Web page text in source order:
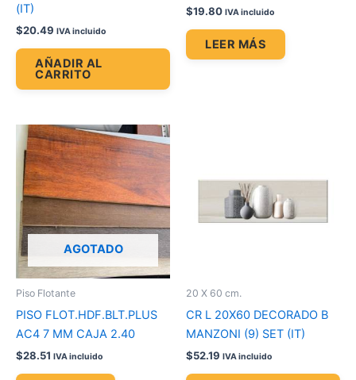
(IT)
$20.49 IVA incluido
AÑADIR AL
CARRITO
$19.80 IVA incluido
LEER MÁS
AGOTADO
Piso Flotante
PISO FLOT.HDF.BLT.PLUS
AC4 7 MM CAJA 2.40
$28.51 IVA incluido
20 X 60 cm.
CR L 20X60 DECORADO B
MANZONI (9) SET (IT)
$52.19 IVA incluido